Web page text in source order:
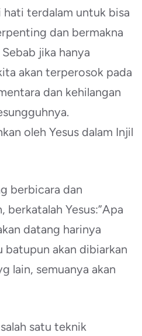
terdalam untuk bisa
dan bermakna
jika hanya
akan terperosok pada
dan kehilangan
oleh Yesus dalam Injil
berbicara dan
berkatalah Yesus:”Apa
datang harinya
batupun akan dibiarkan
lain, semuanya akan
satu teknik